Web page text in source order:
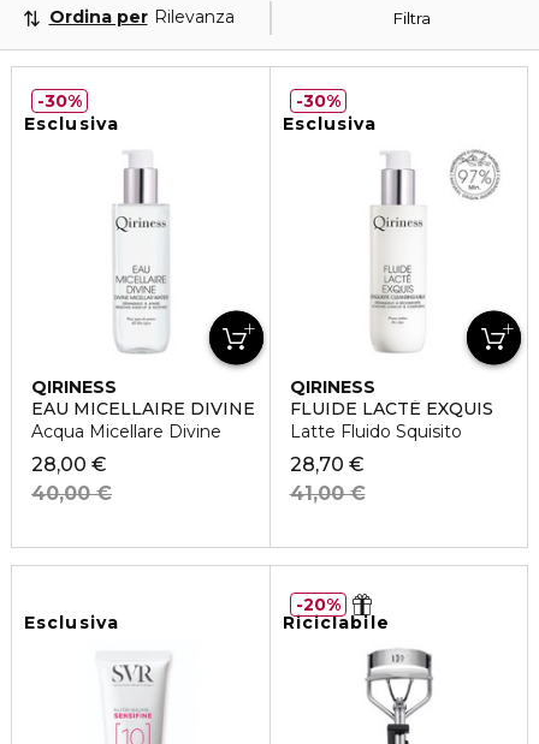
Filtra
Ordina per Rilevanza
Esclusiva
QIRINESS
EAU MICELLAIRE DIVINE
Acqua Micellare Divine
28,00 €
40,00 €
30%
Esclusiva
QIRINESS
FLUIDE LACTÉ EXQUIS
Latte Fluido Squisito
28,70 €
41,00 €
30%
Esclusiva Riciclabile
20%